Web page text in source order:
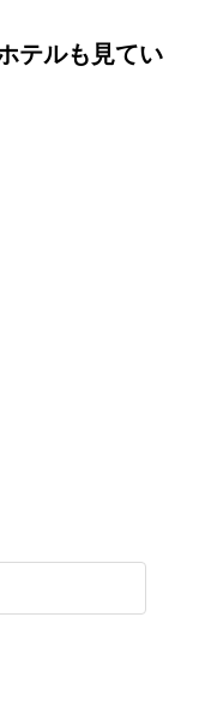
テルも見てい